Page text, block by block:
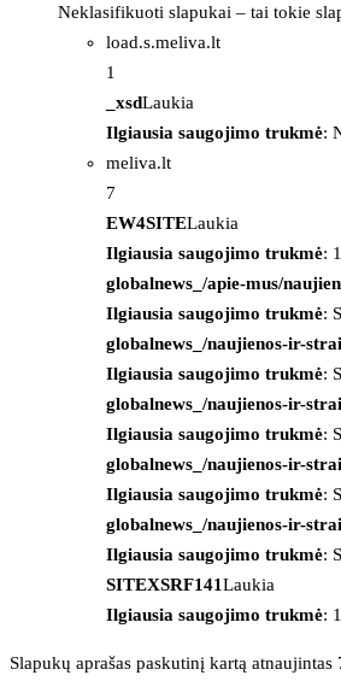
Neklasifikuoti slapukai – tai tokie
load.s.meliva.lt
1
_xsdLaukia
Ilgiausia saugojimo trukmė:
meliva.lt
7
EW4SITELaukia
Ilgiausia saugojimo trukmė:
globalnews_/apie-mus/
Ilgiausia saugojimo trukmė:
globalnews_/naujienos-ir-
Ilgiausia saugojimo trukmė:
globalnews_/naujienos-ir-
Ilgiausia saugojimo trukmė:
globalnews_/naujienos-ir-
Ilgiausia saugojimo trukmė:
globalnews_/naujienos-ir-
Ilgiausia saugojimo trukmė:
SITEXSRF141Laukia
Ilgiausia saugojimo trukmė:
Slapukų aprašas paskutinį kartą